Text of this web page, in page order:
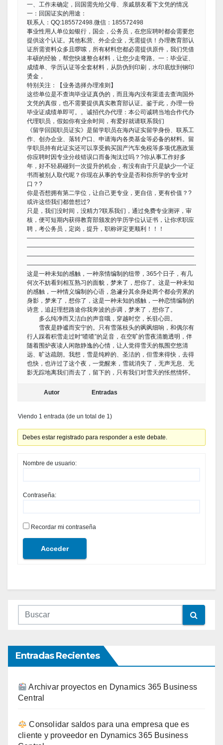
一、工作未确定，回国需先给父母、亲戚朋友看下文凭的情况
一：回国证实的用途：
联系人：QQ:185572498.微信：185572498
事业性用人单位如银行，国企，公务员，在您应聘时都会需要您
提供这个认证。其他私营、外企企业，无需提供！办理教育部认
证所需资料众多且啰嗦，所有材料您都必需提供原件，我们凭借
丰硕的经验，帮您快速整合材料，让您少走弯路。一：毕业证、
成绩单、学历认证等全套材料，从防伪到印刷，水印底纹到钢印
烫金，
特别关注：【业务选择办理准则】
这些单位是不查询毕业证真伪的，而且海内没有渠道去查询国外
文凭的真假，也不需要提供真实教育部认证。鉴于此，办理一份
毕业证成绩单即可。。诚招代办代理：本公司诚聘当地合作代办
代理职员，假如你有业余时间，有爱好就请联系我们
《留学回国职员证实》是留学职员在海内证实留学身份、联系工
作、创办企业、落转户口、申请海内各类基金等必备的材料。留
学职员持有此证实还可以享受购买国产汽车免税等多项优惠政策
你应聘时因专业分歧错误口而备淘汰过吗？?你从事工作好多
年，好不轻易碰到一次提升的机会，有没有由于只是缺少一个证
书而被别人取代呢？你现在从事的专业是否和你所学的专业对
口？?
你是否想拥有第二学位，让自己更专业，更自信，更有价值？?
或许这些我们都曾想过?
只是，我们没时间，没精力?联系我们，通过免费专业测评，审
核，便可短期内获得教育部颁发的学历学位认证书，让你求职应
聘，考公务员，定岗，提升，职称评定更顺利！！！
————————————————————————————
————————————————————————————
————————————————————————————
————————————————————————————-
这是一种未知的感触，一种亲情编制的纽带，365个日子，有几
何次不妨看到相互熟习的面貌，梦来了，想你了。这是一种未知
的感触，一种情义编制的心语，急遽分其余身处两个都会劳累的
身影，梦来了，想你了，这是一种未知的感触，一种恋情编制的
诗意，追赶理想路途你我奔波的步调，梦来了，想你了。
多么纯净而又洁白的声音哦，穿越时空，长驻心田。
雪夜是静谧而安宁的。只有雪落枝头的飒飒细响，和偶尔有
行人踩着积雪走过时“喳喳”的足音，在空旷的雪夜清脆透明，伴
随着围炉夜读人闲散静逸的心情，让人觉得雪天的氛围空悠清
远、旷达疏朗。我想，雪是纯粹的、圣洁的，但雪来得快，去得
也快，也许过了这个夜，一觉醒来，雪就消失了，无声无息、无
影无踪地离我们而去了，留下的，只有我们对雪天的怅然情怀。
Autor Entradas
Viendo 1 entrada (de un total de 1)
Debes estar registrado para responder a este debate.
Nombre de usuario:
Contraseña:
Recordar mi contraseña
Acceder
Entradas Recientes
Archivar proyectos en Dynamics 365 Business
Central
Consolidar saldos para una empresa que es
cliente y proveedor en Dynamics 365 Business